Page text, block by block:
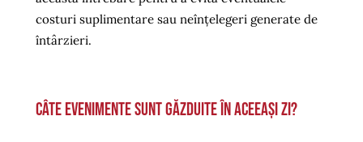
costuri suplimentare sau neînțelegeri generate de
întârzieri.
Câte evenimente sunt găzduite în aceeași zi?